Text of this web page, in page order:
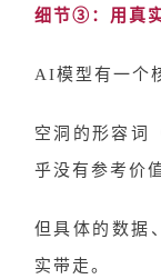
细节③：用真
AI模型有一个
空洞的形容词
乎没有参考价
但具体的数据
实带走。